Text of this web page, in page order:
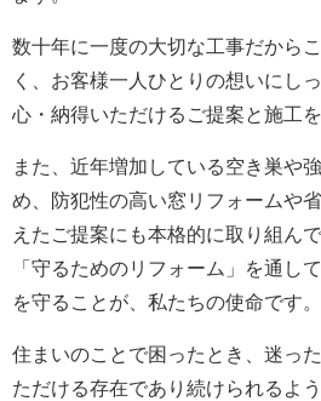
数十年に一度の大切な工事だから
く、お客様一人ひとりの想いにし
心・納得いただけるご提案と施工
また、近年増加している空き巣や
め、防犯性の高い窓リフォームや
えたご提案にも本格的に取り組んで
「守るためのリフォーム」を通し
を守ることが、私たちの使命です。
住まいのことで困ったとき、迷っ
ただける存在であり続けられるよ